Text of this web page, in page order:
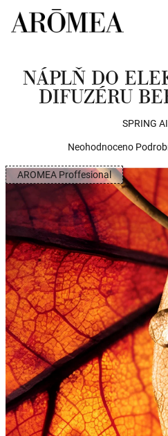
obsah
NÁPLŇ DO
DIFUZÉRU
SPRING
Průměrné
produktu
je
0,0
z
5
hvězdiček.
Neohodnoceno
AROMEA Proffesional